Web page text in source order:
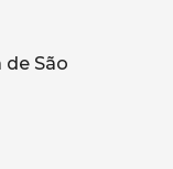
de São